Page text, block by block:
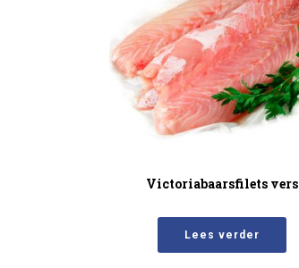
Victoriabaarsfilets vers
Lees verder